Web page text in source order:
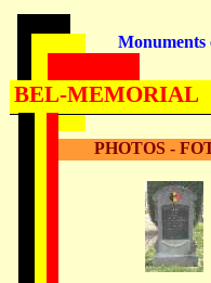
PHOTOS -
Monuments
BEL-MEMORIAL